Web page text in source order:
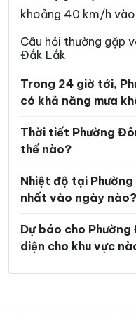
Xã Ea Ktur
Xã Ea Ning
Xã Ea Ô
Xã Ea Phê
Xã Ea Rốk
Xã Ea Trang
Xã Ea Wer
Xã Hòa Mỹ
Xã Hòa Thịnh
Xã Krông Á
khoảng 40 km/h
Câu hỏi thường gặp
Đắk Lắk
Trong 24 giờ tới,
có khả năng mưa
Thời tiết Phường
thế nào?
Nhiệt độ tại
nhất vào ngày nào?
Dự báo cho
diện cho khu vực